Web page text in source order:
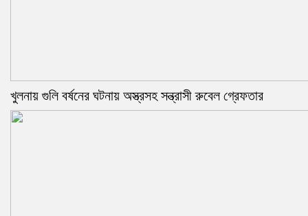
খুলনায় গুলি বর্ষনের ঘটনায় অস্ত্রসহ সন্ত্রাসী রুবেল গ্রেফতার